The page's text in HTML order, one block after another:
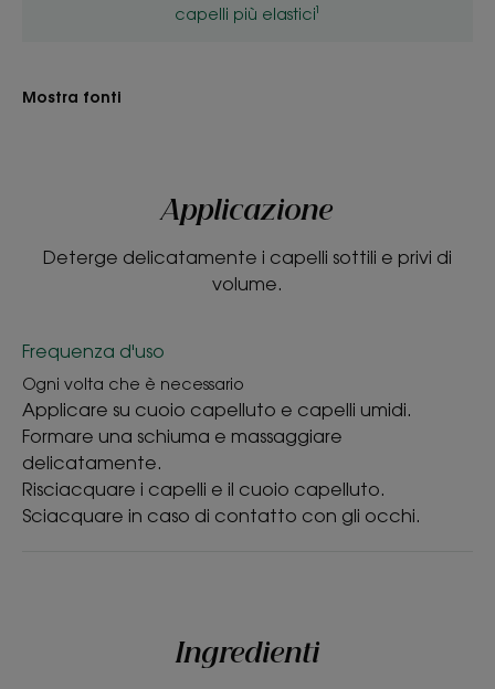
capelli più elastici¹
Mostra fonti
Applicazione
Deterge delicatamente i capelli sottili e privi di
volume.
Frequenza d'uso
Ogni volta che è necessario
Applicare su cuoio capelluto e capelli umidi.
Formare una schiuma e massaggiare
delicatamente.
Risciacquare i capelli e il cuoio capelluto.
Sciacquare in caso di contatto con gli occhi.
Ingredienti